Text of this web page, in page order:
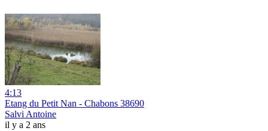
4:13
Etang du Petit Nan - Chabons 38690
Salvi Antoine
il y a 2 ans